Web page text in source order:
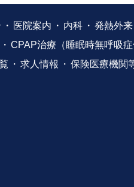
医院案内 内科 発熱外来
CPAP治療（睡眠時無呼吸症
求人情報 保険医療機関